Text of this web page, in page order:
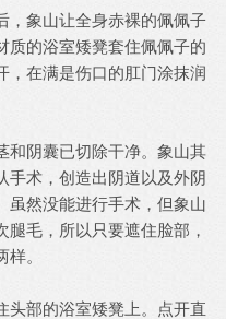
象山让全身赤裸的佩佩子
质的浴室矮凳套住佩佩子的
，在满是伤口的肛门涂抹润
阴囊已切除干净。象山其
手术，创造出阴道以及外阴
虽然没能进行手术，但象山
毛，所以只要遮住脸部，
。
部的浴室矮凳上。点开直